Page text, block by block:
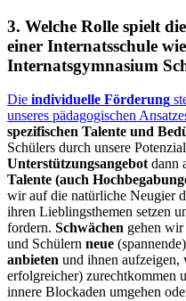
3. Welche Rolle spielt
einer Internatsschule
Internatsgymnasium
Die individuelle Förderung
unseres pädagogischen
spezifischen Talente und
Schülers durch unsere
Unterstützungsangebot dann
Talente (auch
wir auf die natürliche Neugier
ihren Lieblingsthemen setzen
fordern. Schwächen gehen wir
und Schülern neue (spannende)
anbieten und ihnen aufzeigen,
erfolgreicher) zurechtkommen
innere Blockaden umgehen